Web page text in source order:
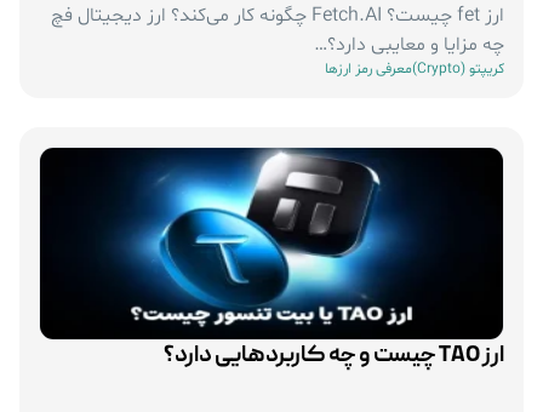
ارز fet چیست؟ Fetch.AI چگونه کار می‌کند؟ ارز دیجیتال فچ
چه مزایا و معایبی دارد؟…
کریپتو (Crypto) معرفی رمز ارزها
ارز TAO چیست و چه کاربردهایی دارد؟